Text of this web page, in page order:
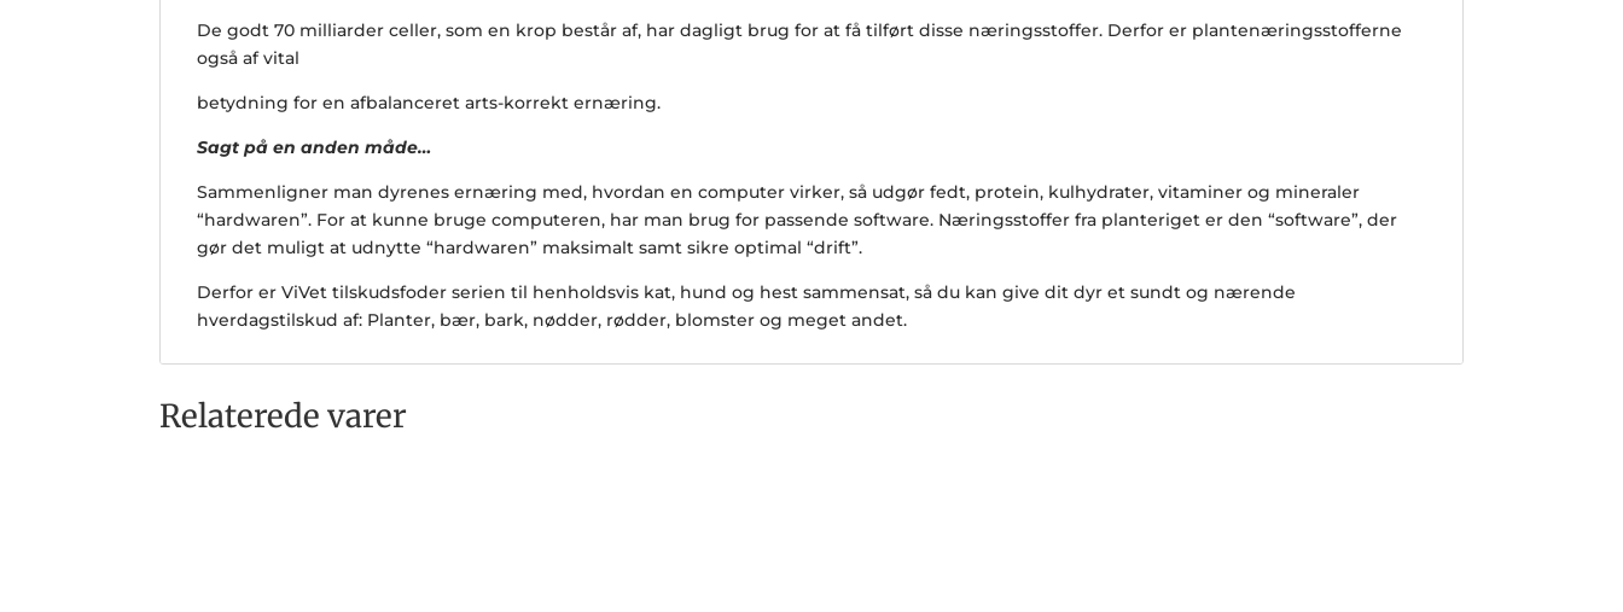
De godt 70 milliarder celler, som en krop består af, har dagligt brug for at få tilført disse næringsstoffer. Derfor er plantenæringsstofferne
også af vital
betydning for en afbalanceret arts-korrekt ernæring.
Sagt på en anden måde…
Sammenligner man dyrenes ernæring med, hvordan en computer virker, så udgør fedt, protein, kulhydrater, vitaminer og mineraler
“hardwaren”. For at kunne bruge computeren, har man brug for passende software. Næringsstoffer fra planteriget er den “software”, der
gør det muligt at udnytte “hardwaren” maksimalt samt sikre optimal “drift”.
Derfor er ViVet tilskudsfoder serien til henholdsvis kat, hund og hest sammensat, så du kan give dit dyr et sundt og nærende
hverdagstilskud af: Planter, bær, bark, nødder, rødder, blomster og meget andet.
Relaterede varer